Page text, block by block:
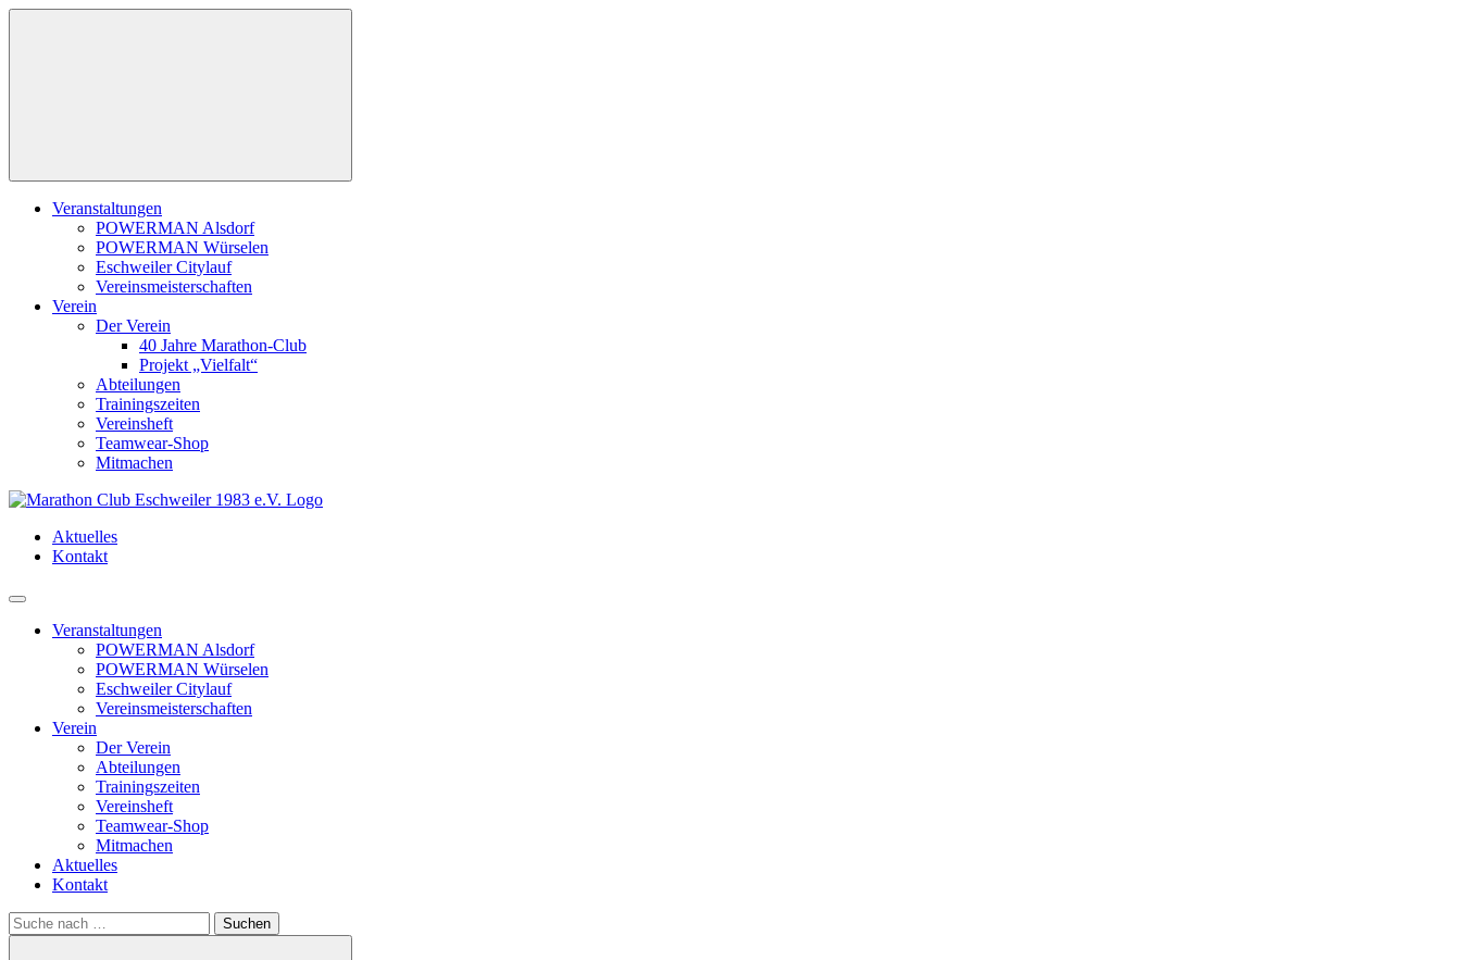
Zum
Veranstaltungen
POWERMAN Alsdorf
POWERMAN Würselen
Eschweiler Citylauf
Vereinsmeisterschaften
Verein
Der Verein
40 Jahre Marathon-Club
Projekt „Vielfalt“
Abteilungen
Trainingszeiten
Vereinsheft
Teamwear-Shop
Mitmachen
Aktuelles
Kontakt
Menü
Veranstaltungen
POWERMAN Alsdorf
POWERMAN Würselen
Eschweiler Citylauf
Vereinsmeisterschaften
Verein
Der Verein
Abteilungen
Trainingszeiten
Vereinsheft
Teamwear-Shop
Mitmachen
Aktuelles
Kontakt
Search
for: